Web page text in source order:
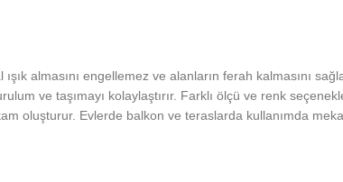
almasını engellemez ve alanların ferah kalmasını
ve taşımayı kolaylaştırır. Farklı ölçü ve renk
oluşturur. Evlerde balkon ve teraslarda kullanımda